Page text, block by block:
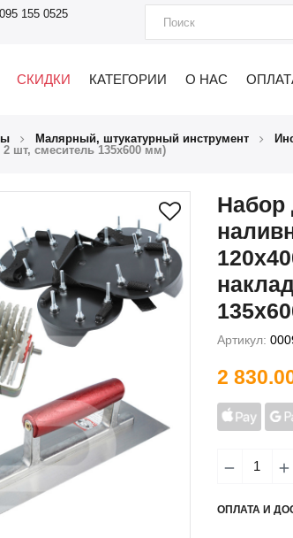
155 0525
СКИДКИ КАТЕГОРИИ О НАС
Малярный, штукатурный инструмент
шт, смеситель 135х600 мм)
Набор
Артикул:
2
ОПЛАТА И